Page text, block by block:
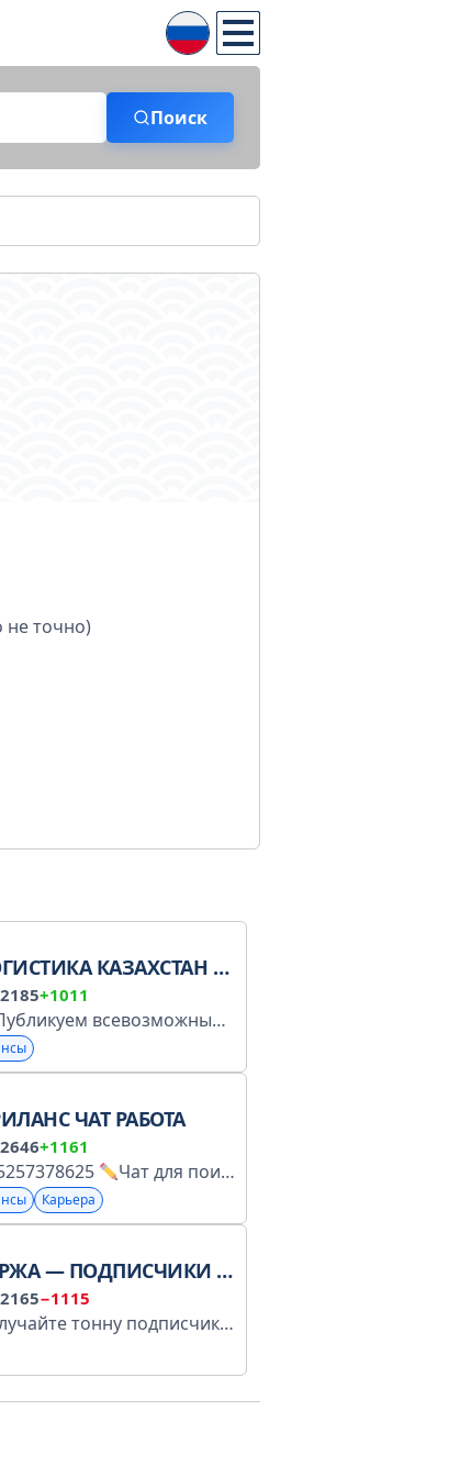
Поиск
не точно)
Включена РКН в перечень
КАЗАХСТАН И СНГ
+1011
всевозможные
ЧАТ РАБОТА
+1161
Чат для поиска заказчиков и исполнителей.
Карьера
— ПОДПИСЧИКИ В ТЕЛЕГРАМ
−1115
Получайте тонну подписчиков по выгодным ценам. Баржа поможет привлечь аудиторию на канал от 10 рублей. Войти на Баржу: @barzhaappbot